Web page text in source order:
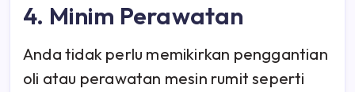
4. Minim Perawatan
Anda tidak perlu memikirkan penggantian
oli atau perawatan mesin rumit seperti